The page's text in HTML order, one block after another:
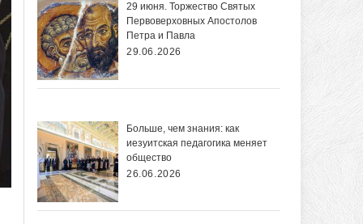
29 июня. Торжество Святых
Первоверховных Апостолов
Петра и Павла
29.06.2026
Больше, чем знания: как
иезуитская педагогика меняет
общество
26.06.2026